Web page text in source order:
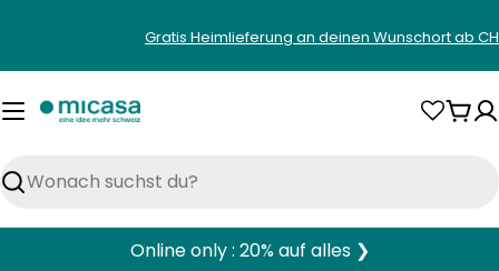
springen
Gratis Heimlieferung an deinen Wunschort ab
Suchen
Online only : 20% auf alles ❯